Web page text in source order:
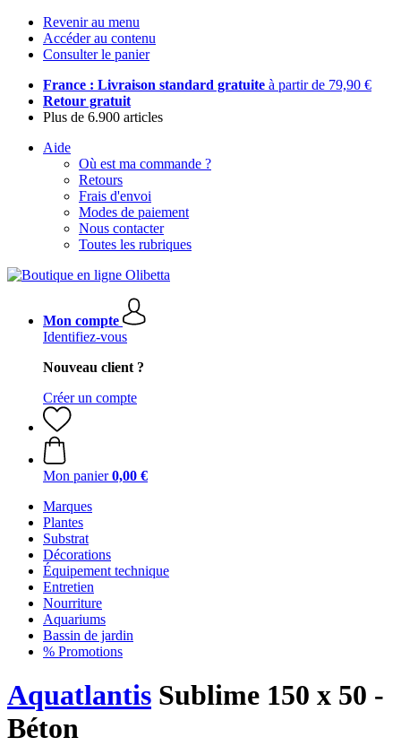
Revenir au menu
Accéder au contenu
Consulter le panier
France : Livraison standard gratuite à partir de 79,90 €
Retour gratuit
Plus de 6.900 articles
Aide
Où est ma commande ?
Retours
Frais d'envoi
Modes de paiement
Nous contacter
Toutes les rubriques
Mon compte
Identifiez-vous
Nouveau client ?
Créer un compte
Mon panier 0,00 €
Marques
Plantes
Substrat
Décorations
Équipement technique
Entretien
Nourriture
Aquariums
Bassin de jardin
% Promotions
Aquatlantis Sublime 150 x 50 -
Béton